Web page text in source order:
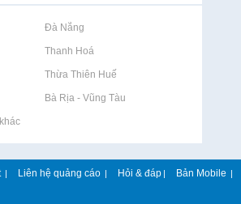
Rao vặt tại Đà Nẵng
Rao vặt tại Thanh Hoá
Rao vặt tại Thừa Thiên Huế
Rao vặt tại Bà Rịa - Vũng Tàu
| Liên hệ quảng cáo | Hỏi & đáp | Bản Mobile |